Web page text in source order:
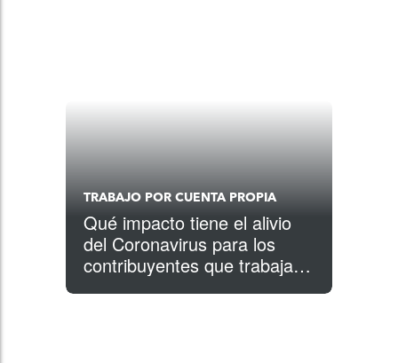
TRABAJO POR CUENTA PROPIA
Qué impacto tiene el alivio
del Coronavirus para los
contribuyentes que trabajan